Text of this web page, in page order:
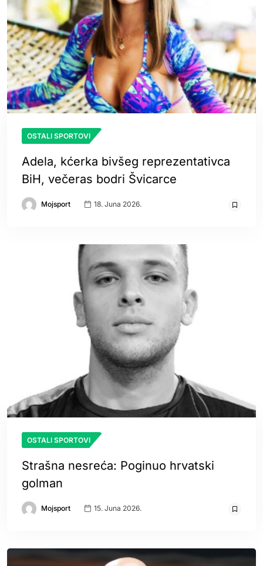
OSTALI SPORTOVI
Adela, kćerka bivšeg reprezentativca
BiH, večeras bodri Švicarce
Mojsport 18. Juna 2026.
OSTALI SPORTOVI
Strašna nesreća: Poginuo hrvatski
golman
Mojsport 15. Juna 2026.